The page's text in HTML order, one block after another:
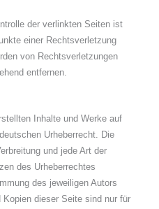
der verlinkten Seiten ist
einer Rechtsverletzung
von Rechtsverletzungen
entfernen.
Inhalte und Werke auf
Urheberrecht. Die
und jede Art der
des Urheberrechtes
des jeweiligen Autors
dieser Seite sind nur für